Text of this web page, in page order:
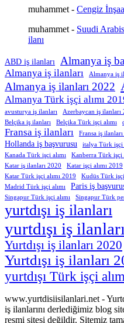
muhammet - Cengiz
muhammet - Suudi
ilanı
ABD iş ilanları Almanya iş
Almanya iş ilanları Almanya iş
Almanya iş ilanları 2022
Almanya Türk işçi alımı
avusturya iş ilanları Azerbaycan iş ilanları
Belçika iş ilanları
Belçika Türk işçi alımı
Fransa iş ilanları Fransa iş
Hollanda iş başvurusu italya Türk işçi
Kanada Türk işçi alımı
Kanberra Türk işçi
Katar iş ilanları 2020 Katar işçi alımı 2019
Katar Türk işçi alımı 2019
Kudüs Türk işçi
Madrid Türk işçi alımı
Paris iş
Singapur Türk işçi alımı
Singapur Türk
yurtdışı iş ilanları
yurtdışı iş
Yurtdışı iş ilanları 2020
Yurtdışı iş ilanları
yurtdışı Türk işçi
www.yurtdisiisilanlari.net -
iş ilanlarını derlediğimiz blog
resmi sitesi değildir. Sitemiz